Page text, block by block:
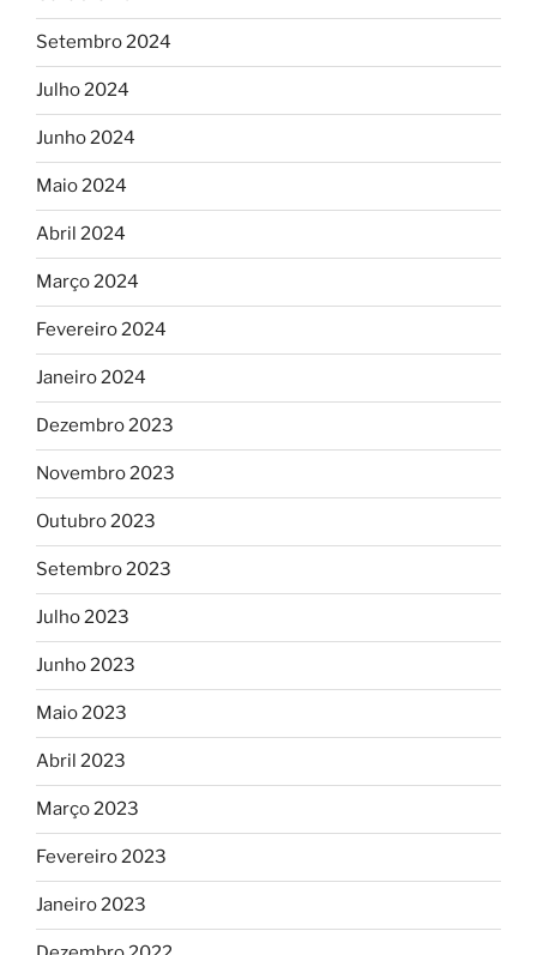
Setembro 2024
Julho 2024
Junho 2024
Maio 2024
Abril 2024
Março 2024
Fevereiro 2024
Janeiro 2024
Dezembro 2023
Novembro 2023
Outubro 2023
Setembro 2023
Julho 2023
Junho 2023
Maio 2023
Abril 2023
Março 2023
Fevereiro 2023
Janeiro 2023